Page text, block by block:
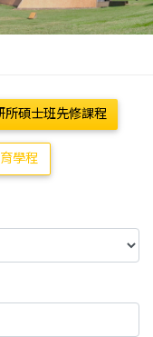
所碩士班先修課程
學程